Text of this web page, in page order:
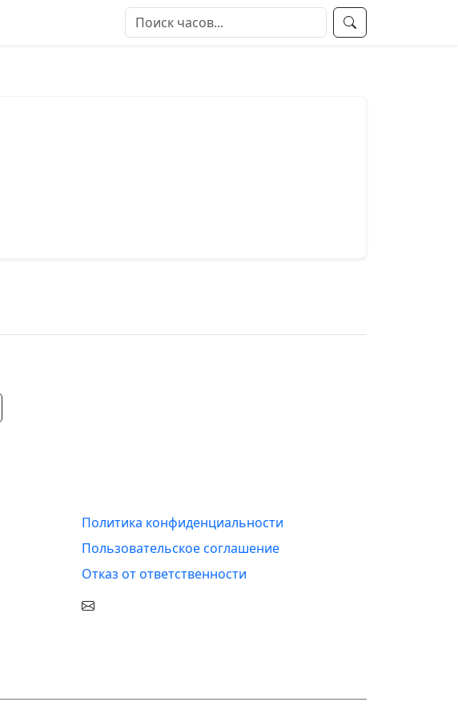
Политика конфиденциальности
Пользовательское соглашение
Отказ от ответственности